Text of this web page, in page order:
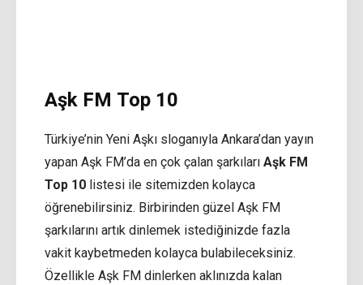
Aşk FM Top 10
Türkiye’nin Yeni Aşkı sloganıyla Ankara’dan yayın
yapan Aşk FM’da en çok çalan şarkıları Aşk FM
Top 10 listesi ile sitemizden kolayca
öğrenebilirsiniz. Birbirinden güzel Aşk FM
şarkılarını artık dinlemek istediğinizde fazla
vakit kaybetmeden kolayca bulabileceksiniz.
Özellikle Aşk FM dinlerken aklınızda kalan